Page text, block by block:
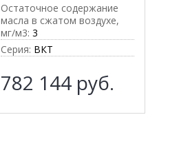
Остаточное содержание
масла в сжатом воздухе,
мг/м3: 3
Серия: ВКТ
782 144 руб.